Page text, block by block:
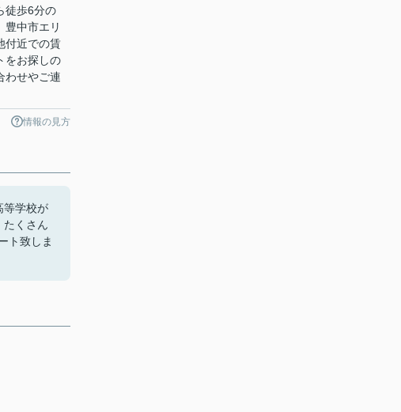
徒歩6分の
豊中市エリ
付近での賃
をお探しの
わせやご連
情報の見方
等学校が
たくさん
ト致しま